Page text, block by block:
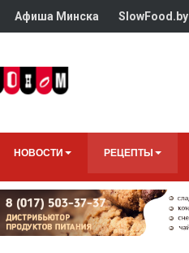
Афиша Минска SlowFood.by
НОВОСТИ РЕЦЕПТЫ